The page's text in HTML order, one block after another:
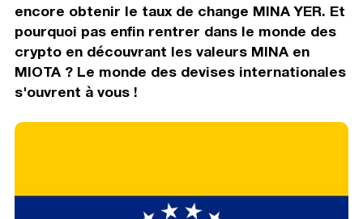
encore obtenir le taux de change MINA YER. Et
pourquoi pas enfin rentrer dans le monde des
crypto en découvrant les valeurs MINA en
MIOTA ? Le monde des devises internationales
s'ouvrent à vous !